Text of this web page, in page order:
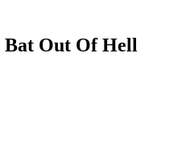
Bat Out Of Hell